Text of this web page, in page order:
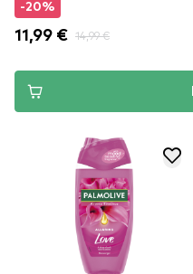
-20%
11,99 € 14,99 €